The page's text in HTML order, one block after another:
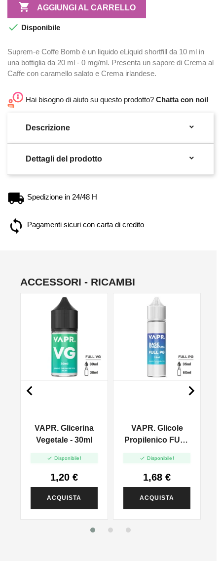
 AGGIUNGI AL CARRELLO
 Disponibile
Suprem-e Coffe Bomb è un liquido eLiquid shortfill da 10 ml in
una bottiglia da 20 ml - 0 mg/ml. Presenta un sapore di Crema al
Caffe con caramello salato e Crema irlandese.
Hai bisogno di aiuto su questo prodotto? Chatta con noi!
Descrizione 
Dettagli del prodotto 
Spedizione in 24/48 H
Pagamenti sicuri con carta di credito
ACCESSORI - RICAMBI
VAPR. Glicerina
Vegetale - 30ml
 Disponibile!
1,20 €
ACQUISTA
VAPR. Glicole
Propilenico FULL
 Disponibile!
1,68 €
ACQUISTA
 